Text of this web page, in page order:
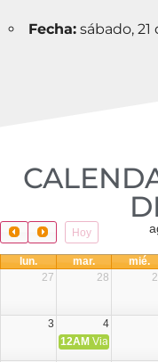
Fecha: sábado,
Hoy
lun. mar. mié.
27
28
3 4
12AM Viaje